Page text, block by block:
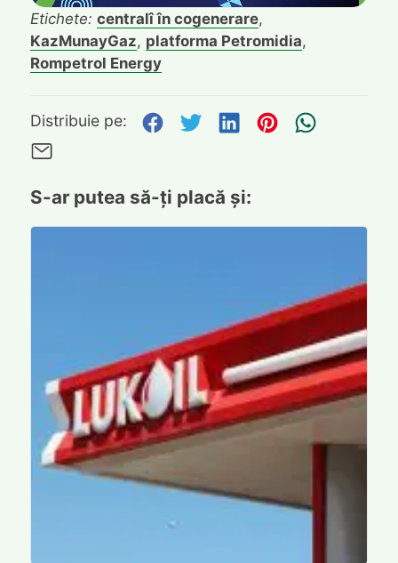
Etichete: centralî în cogenerare,
KazMunayGaz, platforma Petromidia,
Rompetrol Energy
Distribuie pe: Distribuie pe Facebook
Distribuie pe
Distribuie pe
Distribuie
S-ar putea să-ți placă și: